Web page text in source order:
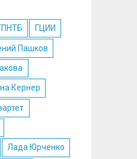
ГЦИИ
Пашков
Кернер
Лада Юрченко